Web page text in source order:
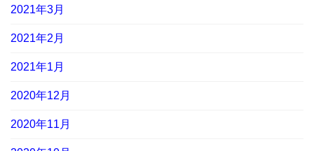
2021年3月
2021年2月
2021年1月
2020年12月
2020年11月